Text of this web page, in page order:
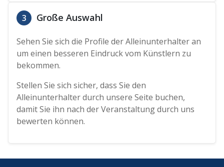
3 Große Auswahl
Sehen Sie sich die Profile der Alleinunterhalter an
um einen besseren Eindruck vom Künstlern zu
bekommen.
Stellen Sie sich sicher, dass Sie den
Alleinunterhalter durch unsere Seite buchen,
damit Sie ihn nach der Veranstaltung durch uns
bewerten können.